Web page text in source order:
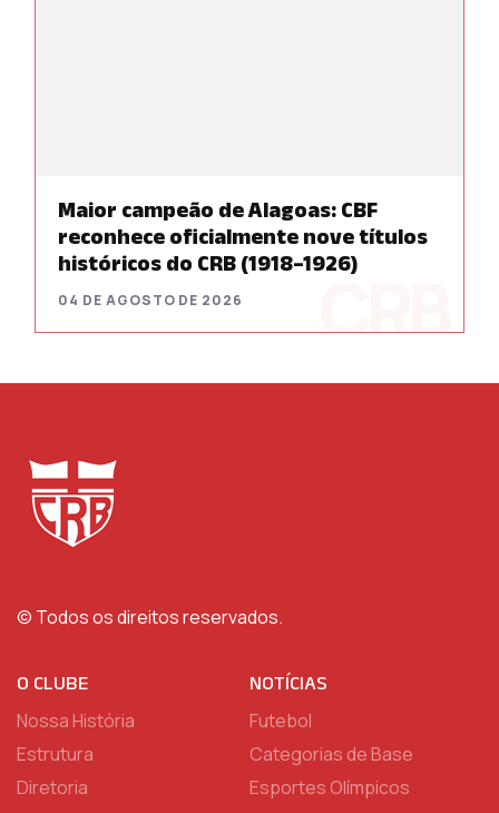
Maior campeão de Alagoas: CBF
reconhece oficialmente nove títulos
históricos do CRB (1918–1926)
04 DE AGOSTO DE 2026
© Todos os direitos reservados.
O CLUBE
Nossa História
Estrutura
Diretoria
NOTÍCIAS
Futebol
Categorias de Base
Esportes Olímpicos